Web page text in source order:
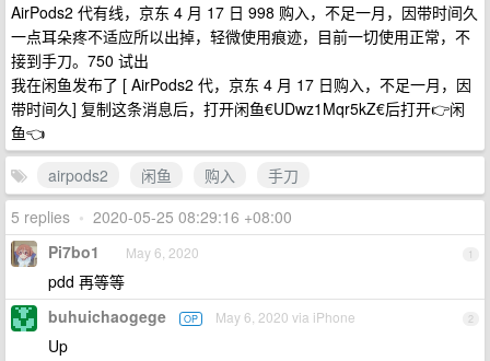
AirPods2 代有线，京东 4 月 17 日 998 购入，不足一月，因带时间久
一点耳朵疼不适应所以出掉，轻微使用痕迹，目前一切使用正常，不
接到手刀。750 试出
我在闲鱼发布了 [ AirPods2 代，京东 4 月 17 日购入，不足一月，因
带时间久] 复制这条消息后，打开闲鱼€UDwz1Mqr5kZ€后打开👉闲
鱼👈
airpods2
闲鱼 购入
手刀
5 replies • 2020-05-25 08:29:16 +08:00
1
Pi7bo1 May 6, 2020
pdd 再等等
2
buhuichaogege OP May 6, 2020 via iPhone
Up